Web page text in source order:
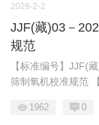
2026-2-2
JJF(藏)03－
规范
【标准编号】JJF(
筛制氧机校准规范
1962 0